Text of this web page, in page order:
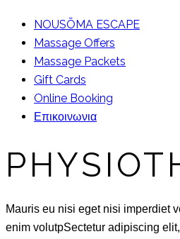
NOUSŌMA ESCAPE
Massage Offers
Massage Packets
Gift Cards
Online Booking
Επικοινωνια
Mauris eu nisi eget nisi imperdiet
enim volutpSectetur adipiscing